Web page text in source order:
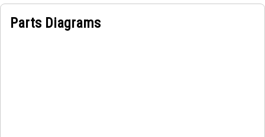
Parts Diagrams